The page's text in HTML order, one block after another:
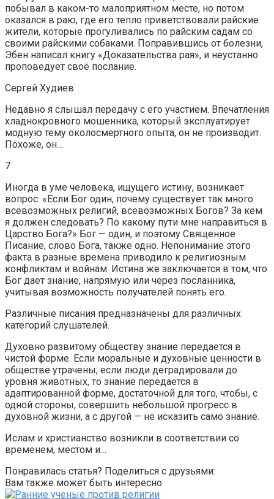
побывал в каком-то малоприятном месте, но потом
оказался в раю, где его тепло приветствовали райские
жители, которые прогуливались по райским садам со
своими райскими собаками. Поправившись от болезни,
Эбен написал книгу «Доказательства рая», и неустанно
проповедует своё послание.
Сергей Худиев
Недавно я слышал передачу с его участием. Впечатления
хладнокровного мошенника, который эксплуатирует
модную тему околосмертного опыта, он не производит.
Похоже, он…
7
Иногда в уме человека, ищущего истину, возникает
вопрос: «Если Бог один, почему существует так много
всевозможных религий, всевозможных Богов? За кем
я должен следовать? По какому пути мне направиться в
Царство Бога?» Бог — один, и поэтому Священное
Писание, слово Бога, также одно. Непонимание этого
факта в разные времена приводило к религиозным
конфликтам и войнам. Истина же заключается в том, что
Бог дает знание, напрямую или через посланника,
учитывая возможность получателей понять его.
Различные писания предназначены для различных
категорий слушателей.
Духовно развитому обществу знание передается в
чистой форме. Если моральные и духовные ценности в
обществе утрачены, если люди деградировали до
уровня животных, то знание передается в
адаптированной форме, достаточной для того, чтобы, с
одной стороны, совершить небольшой прогресс в
духовной жизни, а с другой — не исказить само знание.
Ислам и христианство возникли в соответствии со
временем, местом и…
Понравилась статья? Поделиться с друзьями:
Вам также может быть интересно